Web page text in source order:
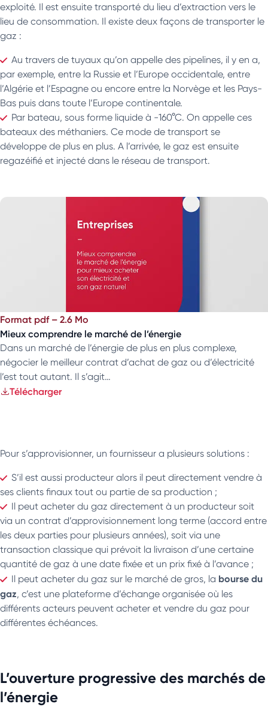
exploité. Il est ensuite transporté du lieu d’extraction vers le
lieu de consommation. Il existe deux façons de transporter le
gaz :
Au travers de tuyaux qu’on appelle des pipelines, il y en a,
par exemple, entre la Russie et l’Europe occidentale, entre
l’Algérie et l’Espagne ou encore entre la Norvège et les Pays-
Bas puis dans toute l’Europe continentale.
Par bateau, sous forme liquide à -160°C. On appelle ces
bateaux des méthaniers. Ce mode de transport se
développe de plus en plus. A l’arrivée, le gaz est ensuite
regazéifié et injecté dans le réseau de transport.
Format pdf – 2.6 Mo
Mieux comprendre le marché de l’énergie
Dans un marché de l’énergie de plus en plus complexe,
négocier le meilleur contrat d’achat de gaz ou d’électricité
l’est tout autant. Il s’agit…
Télécharger
Pour s’approvisionner, un fournisseur a plusieurs solutions :
S’il est aussi producteur alors il peut directement vendre à
ses clients finaux tout ou partie de sa production ;
Il peut acheter du gaz directement à un producteur soit
via un contrat d’approvisionnement long terme (accord entre
les deux parties pour plusieurs années), soit via une
transaction classique qui prévoit la livraison d’une certaine
quantité de gaz à une date fixée et un prix fixé à l’avance ;
Il peut acheter du gaz sur le marché de gros, la bourse du
gaz, c’est une plateforme d’échange organisée où les
différents acteurs peuvent acheter et vendre du gaz pour
différentes échéances.
L’ouverture progressive des marchés de
l’énergie